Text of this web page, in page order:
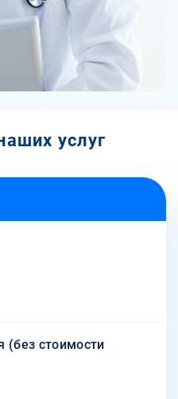
услуг
(без стоимости